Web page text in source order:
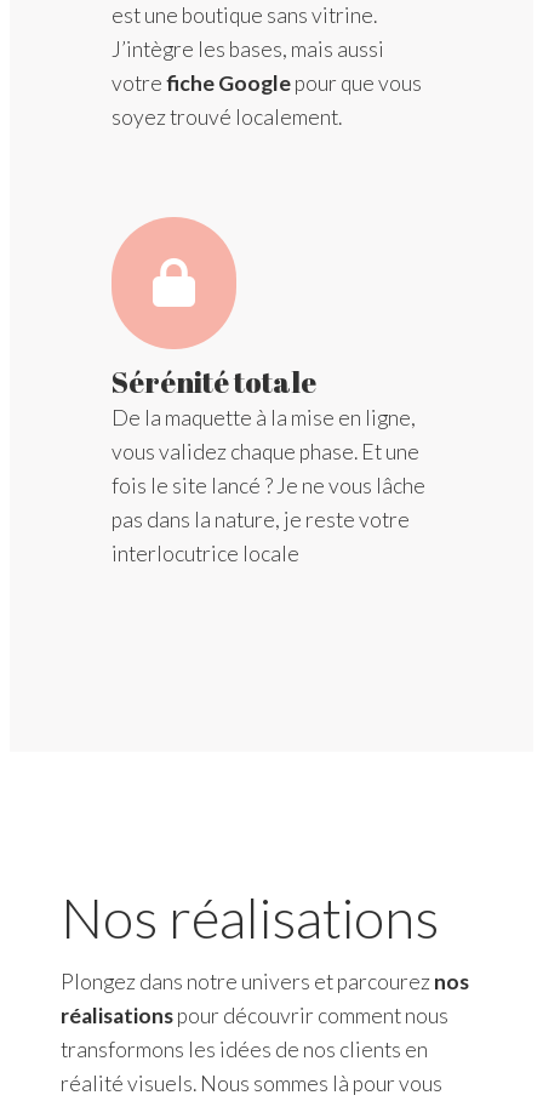
est une boutique sans vitrine.
J’intègre les bases, mais aussi
votrefiche Googlepour que vous
soyez trouvé localement.
Sérénité totale
De la maquette à la mise en ligne,
vous validez chaque phase. Et une
fois le site lancé ? Je ne vous lâche
pas dans la nature, je reste votre
interlocutrice locale
Nos réalisations
Plongez dans notre univers et parcoureznos
réalisationspour découvrir comment nous
transformons les idées de nos clients en
réalité visuels. Nous sommes là pour vous